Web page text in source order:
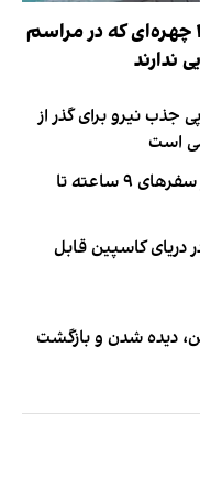
لیست ممنوعه کریستیانو؛ ۱۰ چهره‌ای که در مراسم
ندارند
جذب نیرو برای گذر از
است
روایت فداکاری‌های محمد صلاح؛ از سفرهای ۹ ساعته تا
دریای کاسپین قابل
دیده شدن و بازگشت